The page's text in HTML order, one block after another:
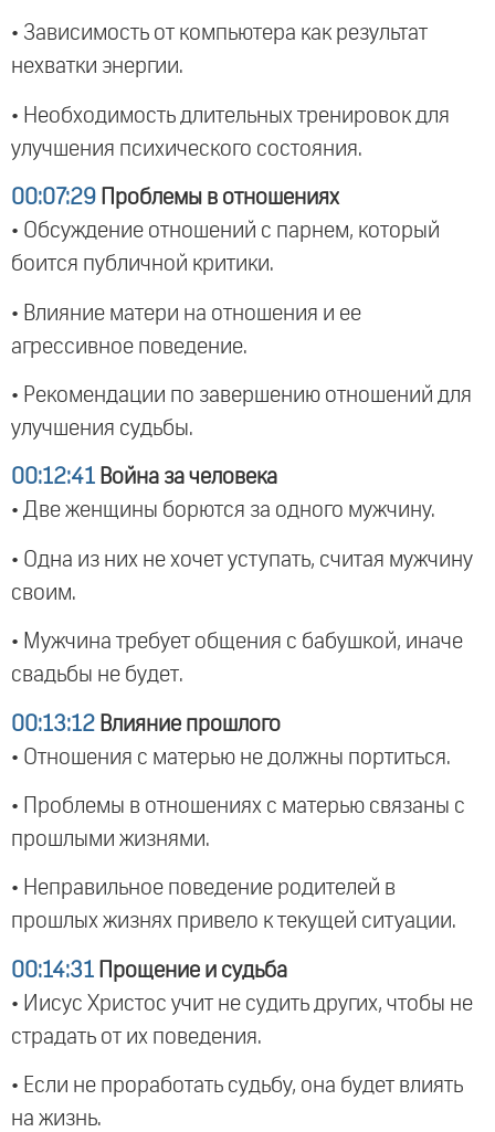
• Зависимость от компьютера как результат
нехватки энергии.
• Необходимость длительных тренировок для
улучшения психического состояния.
00:07:29 Проблемы в отношениях
• Обсуждение отношений с парнем, который
боится публичной критики.
• Влияние матери на отношения и ее
агрессивное поведение.
• Рекомендации по завершению отношений для
улучшения судьбы.
00:12:41 Война за человека
• Две женщины борются за одного мужчину.
• Одна из них не хочет уступать, считая мужчину
своим.
• Мужчина требует общения с бабушкой, иначе
свадьбы не будет.
00:13:12 Влияние прошлого
• Отношения с матерью не должны портиться.
• Проблемы в отношениях с матерью связаны с
прошлыми жизнями.
• Неправильное поведение родителей в
прошлых жизнях привело к текущей ситуации.
00:14:31 Прощение и судьба
• Иисус Христос учит не судить других, чтобы не
страдать от их поведения.
• Если не проработать судьбу, она будет влиять
на жизнь.